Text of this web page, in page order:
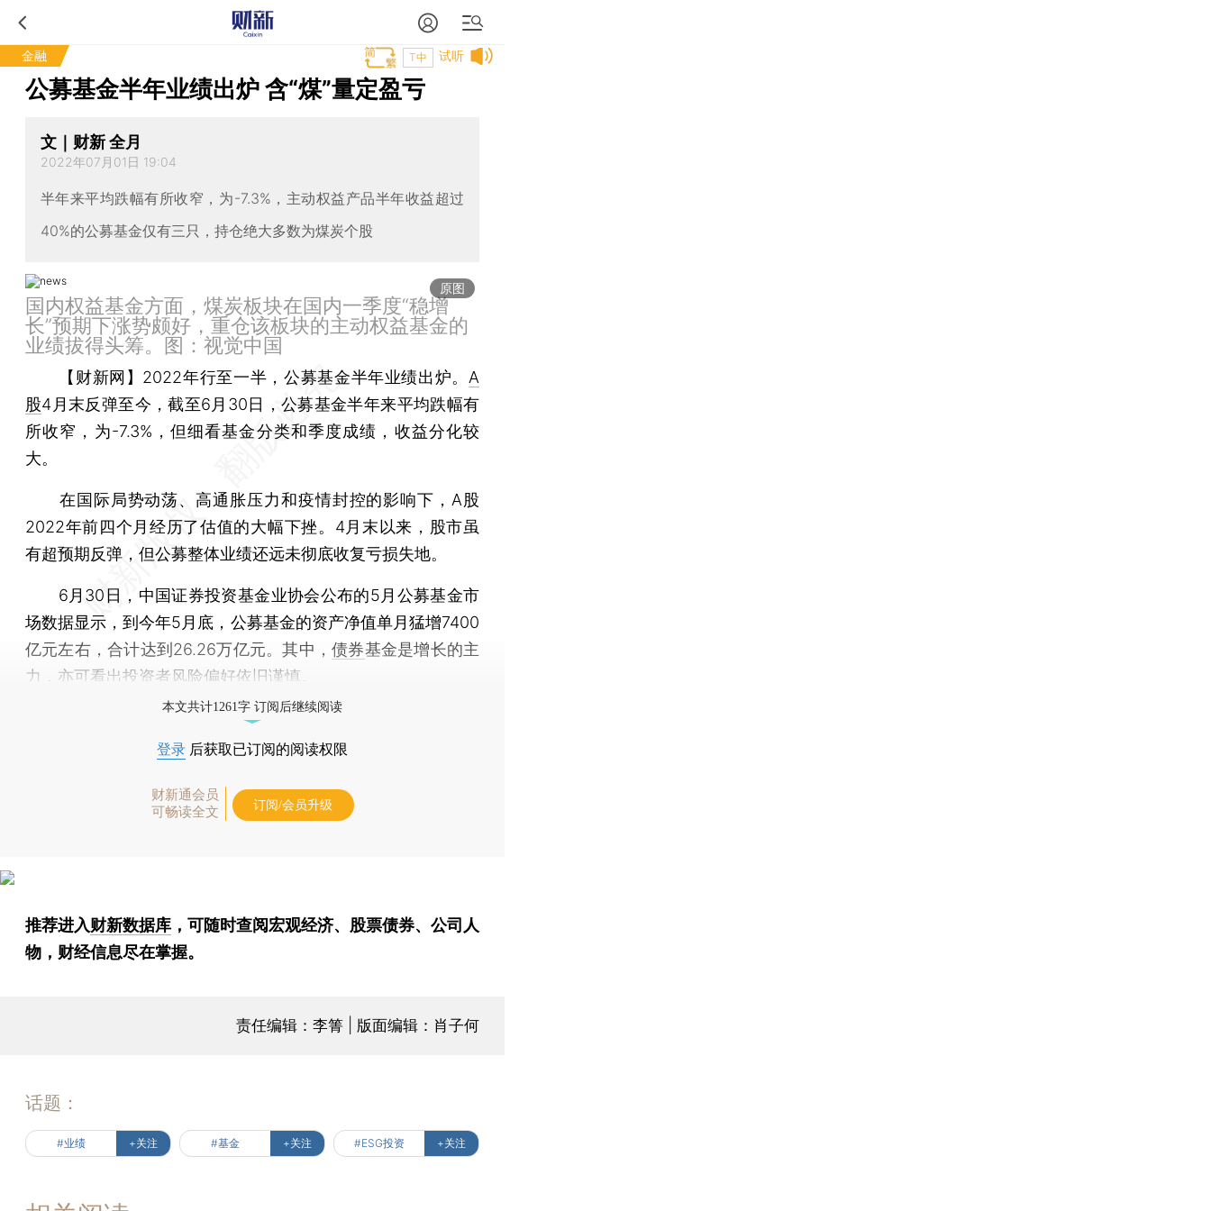
金融 试听
T中
公募基金半年业绩出炉 含“煤”量定盈亏
文｜财新 全月
2022年07月01日 19:04
半年来平均跌幅有所收窄，为-7.3%，主动权益产品半年收益超过
40%的公募基金仅有三只，持仓绝大多数为煤炭个股
原图
国内权益基金方面，煤炭板块在国内一季度“稳增
长”预期下涨势颇好，重仓该板块的主动权益基金的
业绩拔得头筹。图：视觉中国
【财新网】 2022年行至一半，公募基金半年业绩出炉。 A
股4月末反弹至今，截至6月30日，公募基金半年来平均跌幅有
所收窄，为-7.3%，但细看基金分类和季度成绩，收益分化较
大。
在国际局势动荡、高通胀压力和疫情封控的影响下，A股
2022年前四个月经历了估值的大幅下挫。4月末以来，股市虽
有超预期反弹，但公募整体业绩还远未彻底收复亏损失地。
6月30日，中国证券投资基金业协会公布的5月公募基金市
场数据显示，到今年5月底，公募基金的资产净值单月猛增7400
亿元左右，合计达到26.26万亿元。其中，债券基金是增长的主
力，亦可看出投资者风险偏好依旧谨慎。
本文共计1261字 订阅后继续阅读
登录 后获取已订阅的阅读权限
财新通会员
可畅读全文
订阅/会员升级
推荐进入财新数据库 ，可随时查阅宏观经济、股票债券、公司人
物，财经信息尽在掌握。
责任编辑：李箐 | 版面编辑：肖子何
话题：
#业绩 +关注 #基金 +关注 #ESG投资 +关注